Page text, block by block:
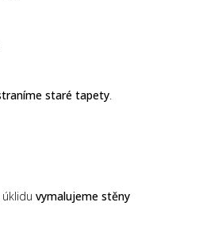
staré tapety.
úkliduvymalujeme stěny